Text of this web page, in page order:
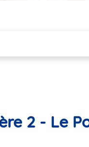
2 - Le